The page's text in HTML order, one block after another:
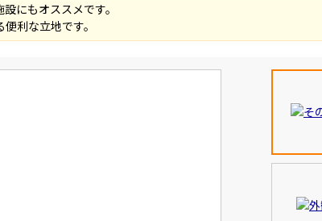
にもオススメです。
利な立地です。